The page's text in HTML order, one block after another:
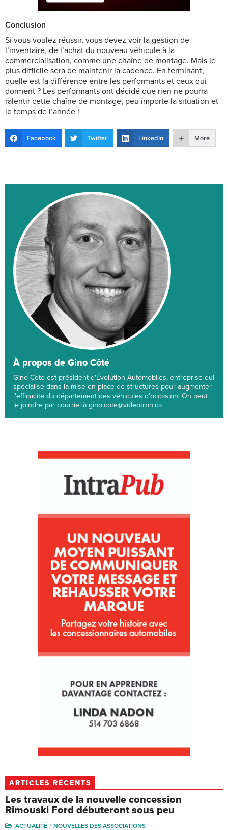
Conclusion
Si vous voulez réussir, vous devez voir la gestion de
l’inventaire, de l’achat du nouveau véhicule à la
commercialisation, comme une chaîne de montage. Mais le
plus difficile sera de maintenir la cadence. En terminant,
quelle est la différence entre les performants et ceux qui
dorment ? Les performants ont décidé que rien ne pourra
ralentir cette chaîne de montage, peu importe la situation et
le temps de l’année !
Facebook Twitter LinkedIn More
À propos de Gino Côté
Gino Coté est président d'Évolution Automobiles, entreprise qui
spécialise dans la mise en place de structures pour augmenter
l'efficacité du département des véhicules d'occasion. On peut
le joindre par courriel à gino.cote@videotron.ca
ARTICLES RÉCENTS
Les travaux de la nouvelle concession
Rimouski Ford débuteront sous peu
ACTUALITÉ
NOUVELLES DES ASSOCIATIONS